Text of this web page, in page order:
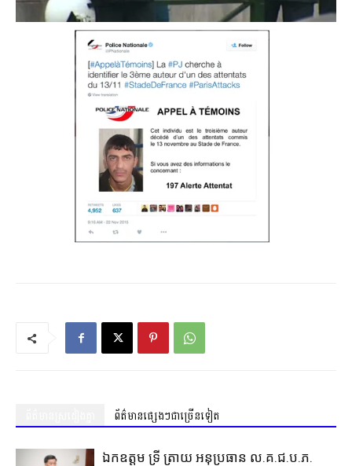
ព័ត៌មានផ្សេងៗជាច្រើនទៀត
ឯកឧត្តម ទ្រី ត្រាយ អនុប្រធាន ល.គ.ជ.ប.ភ.